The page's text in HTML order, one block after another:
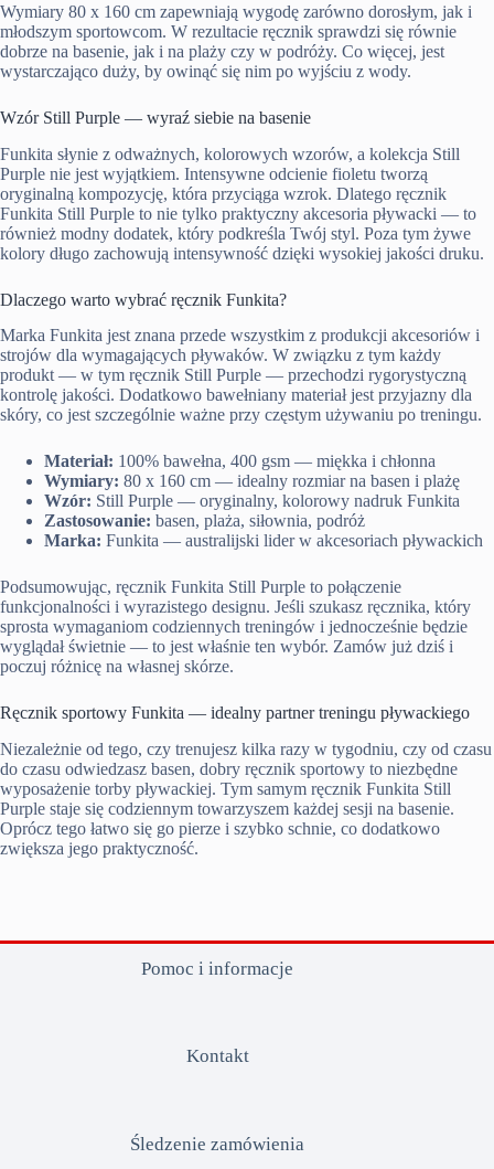
Wymiary 80 x 160 cm zapewniają wygodę zarówno dorosłym, jak i
młodszym sportowcom. W rezultacie ręcznik sprawdzi się równie
dobrze na basenie, jak i na plaży czy w podróży. Co więcej, jest
wystarczająco duży, by owinąć się nim po wyjściu z wody.
Wzór Still Purple — wyraź siebie na basenie
Funkita słynie z odważnych, kolorowych wzorów, a kolekcja Still
Purple nie jest wyjątkiem. Intensywne odcienie fioletu tworzą
oryginalną kompozycję, która przyciąga wzrok. Dlatego ręcznik
Funkita Still Purple to nie tylko praktyczny akcesoria pływacki — to
również modny dodatek, który podkreśla Twój styl. Poza tym żywe
kolory długo zachowują intensywność dzięki wysokiej jakości druku.
Dlaczego warto wybrać ręcznik Funkita?
Marka Funkita jest znana przede wszystkim z produkcji akcesoriów i
strojów dla wymagających pływaków. W związku z tym każdy
produkt — w tym ręcznik Still Purple — przechodzi rygorystyczną
kontrolę jakości. Dodatkowo bawełniany materiał jest przyjazny dla
skóry, co jest szczególnie ważne przy częstym używaniu po treningu.
Materiał: 100% bawełna, 400 gsm — miękka i chłonna
Wymiary: 80 x 160 cm — idealny rozmiar na basen i plażę
Wzór: Still Purple — oryginalny, kolorowy nadruk Funkita
Zastosowanie: basen, plaża, siłownia, podróż
Marka: Funkita — australijski lider w akcesoriach pływackich
Podsumowując, ręcznik Funkita Still Purple to połączenie
funkcjonalności i wyrazistego designu. Jeśli szukasz ręcznika, który
sprosta wymaganiom codziennych treningów i jednocześnie będzie
wyglądał świetnie — to jest właśnie ten wybór. Zamów już dziś i
poczuj różnicę na własnej skórze.
Ręcznik sportowy Funkita — idealny partner treningu pływackiego
Niezależnie od tego, czy trenujesz kilka razy w tygodniu, czy od czasu
do czasu odwiedzasz basen, dobry ręcznik sportowy to niezbędne
wyposażenie torby pływackiej. Tym samym ręcznik Funkita Still
Purple staje się codziennym towarzyszem każdej sesji na basenie.
Oprócz tego łatwo się go pierze i szybko schnie, co dodatkowo
zwiększa jego praktyczność.
Pomoc i informacje
Kontakt
Śledzenie zamówienia